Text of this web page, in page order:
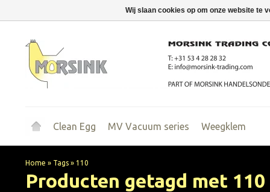
Clean Egg MV Vacuum series Weegklem
Home » Tags » 110
Producten getagd met 110
Wij slaan cookies op om onze website te